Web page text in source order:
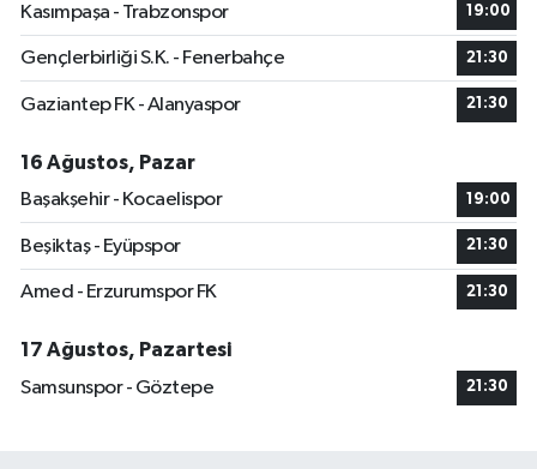
Kasımpaşa - Trabzonspor 19:00
Gençlerbirliği S.K. - Fenerbahçe 21:30
Gaziantep FK - Alanyaspor 21:30
16 Ağustos, Pazar
Başakşehir - Kocaelispor
19:00
Beşiktaş - Eyüpspor 21:30
Amed - Erzurumspor FK 21:30
17 Ağustos, Pazartesi
Samsunspor - Göztepe
21:30